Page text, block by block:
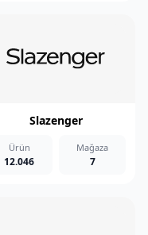
Slazenger
Ürün
12.046
Mağaza
7